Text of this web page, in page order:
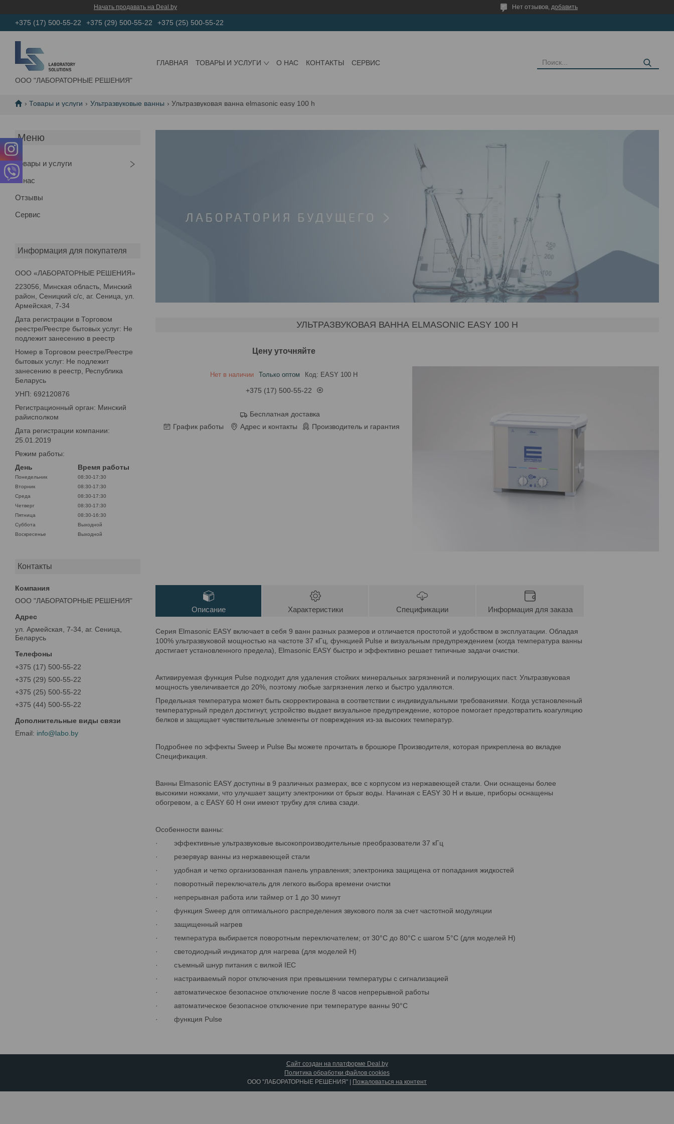
Начать продавать на Deal.by Нет отзывов, добавить
+375 (17) 500-55-22 +375 (29) 500-55-22 +375 (25) 500-55-22
ООО "ЛАБОРАТОРНЫЕ РЕШЕНИЯ"
ГЛАВНАЯ ТОВАРЫ И УСЛУГИ О НАС КОНТАКТЫ СЕРВИС
Товары и услуги Ультразвуковые ванны Ультразвуковая ванна elmasonic easy 100 h
Товары и услуги
О нас
Отзывы
Сервис
Информация для покупателя
ООО «ЛАБОРАТОРНЫЕ РЕШЕНИЯ»
223056, Минская область, Минский
район, Сеницкий с/с, аг. Сеница, ул.
Армейская, 7-34
Дата регистрации в Торговом
реестре/Реестре бытовых услуг: Не
подлежит занесению в реестр
Номер в Торговом реестре/Реестре
бытовых услуг: Не подлежит
занесению в реестр, Республика
Беларусь
УНП: 692120876
Регистрационный орган: Минский
райисполком
Дата регистрации компании:
25.01.2019
Режим работы:
День
Время работы
Понедельник
08:30-17:30
Вторник
08:30-17:30
Среда
08:30-17:30
Четверг
08:30-17:30
Пятница
08:30-16:30
Суббота
Выходной
Воскресенье
Выходной
Контакты
ООО "ЛАБОРАТОРНЫЕ РЕШЕНИЯ"
ул. Армейская, 7-34, аг. Сеница,
Беларусь
+375 (17) 500-55-22
+375 (29) 500-55-22
+375 (25) 500-55-22
+375 (44) 500-55-22
info@labo.by
УЛЬТРАЗВУКОВАЯ ВАННА ELMASONIC EASY 100 H
Цену уточняйте
Нет в наличии Только оптом Код: EASY 100 H
+375 (17) 500-55-22
Бесплатная доставка
График работы
Адрес и контакты Производитель и гарантия
Описание Характеристики Спецификации Информация для заказа
Серия Elmasonic EASY включает в себя 9 ванн разных размеров и отличается простотой и удобством в эксплуатации. Обладая
100% ультразвуковой мощностью на частоте 37 кГц, функцией Pulse и визуальным предупреждением (когда температура ванны
достигает установленного предела), Elmasonic EASY быстро и эффективно решает типичные задачи очистки.
Активируемая функция Pulse подходит для удаления стойких минеральных загрязнений и полирующих паст. Ультразвуковая
мощность увеличивается до 20%, поэтому любые загрязнения легко и быстро удаляются.
Предельная температура может быть скорректирована в соответствии с индивидуальными требованиями. Когда установленный
температурный предел достигнут, устройство выдает визуальное предупреждение, которое помогает предотвратить коагуляцию
белков и защищает чувствительные элементы от повреждения из-за высоких температур.
Подробнее по эффекты Sweep и Pulse Вы можете прочитать в брошюре Производителя, которая прикреплена во вкладке
Спецификация.
Ванны Elmasonic EASY доступны в 9 различных размерах, все с корпусом из нержавеющей стали. Они оснащены более
высокими ножками, что улучшает защиту электроники от брызг воды. Начиная с EASY 30 H и выше, приборы оснащены
обогревом, а с EASY 60 H они имеют трубку для слива сзади.
Особенности ванны:
· эффективные ультразвуковые высокопроизводительные преобразователи 37 кГц
· резервуар ванны из нержавеющей стали
· удобная и четко организованная панель управления; электроника защищена от попадания жидкостей
· поворотный переключатель для легкого выбора времени очистки
· непрерывная работа или таймер от 1 до 30 минут
· функция Sweep для оптимального распределения звукового поля за счет частотной модуляции
· защищенный нагрев
· температура выбирается поворотным переключателем; от 30°C до 80°C с шагом 5°C (для моделей H)
· светодиодный индикатор для нагрева (для моделей H)
· съемный шнур питания с вилкой IEC
· настраиваемый порог отключения при превышении температуры с сигнализацией
· автоматическое безопасное отключение после 8 часов непрерывной работы
· автоматическое безопасное отключение при температуре ванны 90°C
· функция Pulse
Сайт создан на платформе Deal.by
Политика обработки файлов cookies
ООО "ЛАБОРАТОРНЫЕ РЕШЕНИЯ" |
Пожаловаться на контент